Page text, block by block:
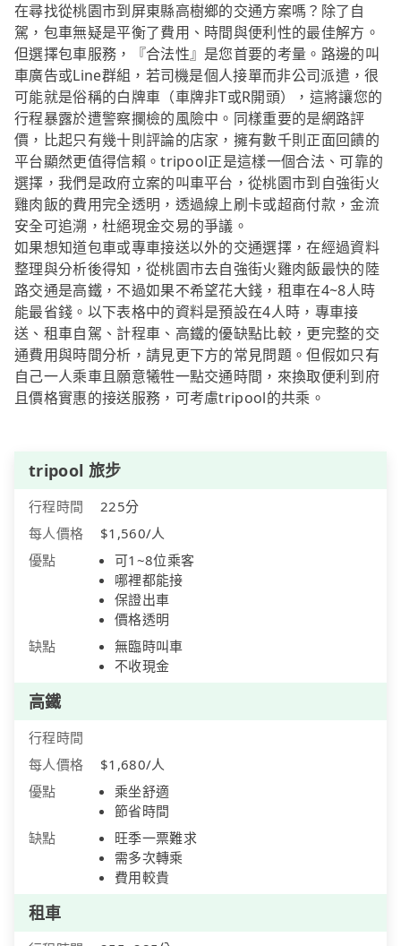
在尋找從桃園市到屏東縣高樹鄉的交通方案嗎？除了自
駕，包車無疑是平衡了費用、時間與便利性的最佳解方。
但選擇包車服務，『合法性』是您首要的考量。路邊的叫
車廣告或Line群組，若司機是個人接單而非公司派遣，很
可能就是俗稱的白牌車（車牌非T或R開頭），這將讓您的
行程暴露於遭警察攔檢的風險中。同樣重要的是網路評
價，比起只有幾十則評論的店家，擁有數千則正面回饋的
平台顯然更值得信賴。tripool正是這樣一個合法、可靠的
選擇，我們是政府立案的叫車平台，從桃園市到自強街火
雞肉飯的費用完全透明，透過線上刷卡或超商付款，金流
安全可追溯，杜絕現金交易的爭議。
如果想知道包車或專車接送以外的交通選擇，在經過資料
整理與分析後得知，從桃園市去自強街火雞肉飯最快的陸
路交通是高鐵，不過如果不希望花大錢，租車在4~8人時
能最省錢。以下表格中的資料是預設在4人時，專車接
送、租車自駕、計程車、高鐵的優缺點比較，更完整的交
通費用與時間分析，請見更下方的常見問題。但假如只有
自己一人乘車且願意犧牲一點交通時間，來換取便利到府
且價格實惠的接送服務，可考慮tripool的共乘。
tripool 旅步
行程時間
225分
每人價格
$1,560/人
優點
可1~8位乘客
哪裡都能接
保證出車
價格透明
缺點
無臨時叫車
不收現金
高鐵
行程時間
每人價格
$1,680/人
優點
乘坐舒適
節省時間
缺點
旺季一票難求
需多次轉乘
費用較貴
租車